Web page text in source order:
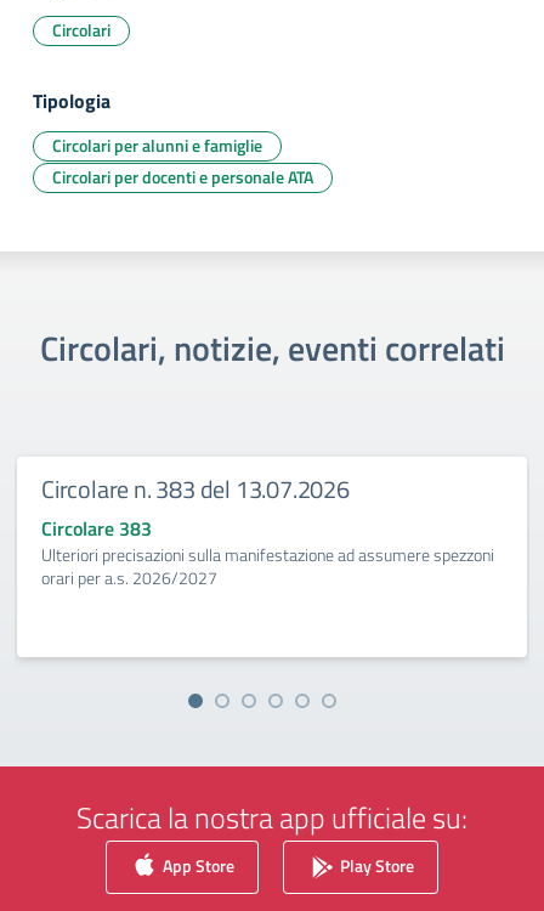
Circolari
Tipologia
Circolari per alunni e famiglie
Circolari per docenti e personale ATA
Circolari, notizie, eventi correlati
Circolare n. 383 del 13.07.2026
Circolare 383
Ulteriori precisazioni sulla manifestazione ad assumere spezzoni
orari per a.s. 2026/2027
Scarica la nostra app ufficiale su:
App Store Play Store